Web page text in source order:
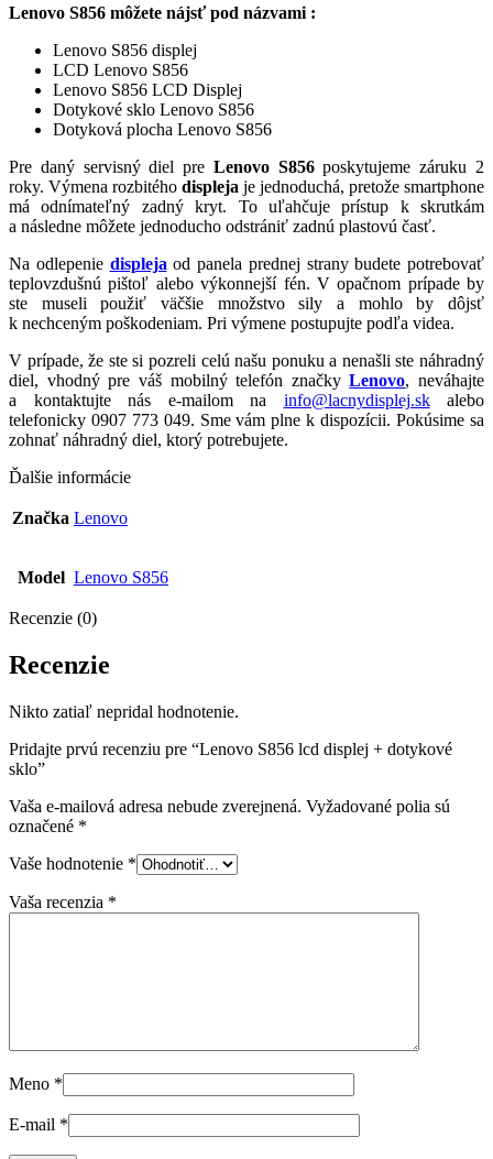
Lenovo S856 môžete nájsť pod názvami :
Lenovo S856 displej
LCD Lenovo S856
Lenovo S856 LCD Displej
Dotykové sklo Lenovo S856
Dotyková plocha Lenovo S856
Pre daný servisný diel pre Lenovo S856poskytujeme záruku 2
roky. Výmena rozbitého displeja je jednoduchá, pretože smartphone
má odnímateľný zadný kryt. To uľahčuje prístup k skrutkám
a následne môžete jednoducho odstrániť zadnú plastovú časť.
Na odlepenie displeja od panela prednej strany budete potrebovať
teplovzdušnú pištoľ alebo výkonnejší fén. V opačnom prípade by
ste museli použiť väčšie množstvo sily a mohlo by dôjsť
k nechceným poškodeniam. Pri výmene postupujte podľa videa.
V prípade, že ste si pozreli celú našu ponuku a nenašli ste náhradný
diel, vhodný pre váš mobilný telefón značkyLenovo, neváhajte
a kontaktujte nás e-mailom na info@lacnydisplej.skalebo
telefonicky 0907 773 049. Sme vám plne k dispozícii. Pokúsime sa
zohnať náhradný diel, ktorý potrebujete.
Ďalšie informácie
Značka Lenovo
Model Lenovo S856
Recenzie (0)
Recenzie
Nikto zatiaľ nepridal hodnotenie.
Pridajte prvú recenziu pre “Lenovo S856 lcd displej + dotykové
sklo”
Vaša e-mailová adresa nebude zverejnená. Vyžadované polia sú
označené *
Vaše hodnotenie *
Vaša recenzia *
Meno *
E-mail *